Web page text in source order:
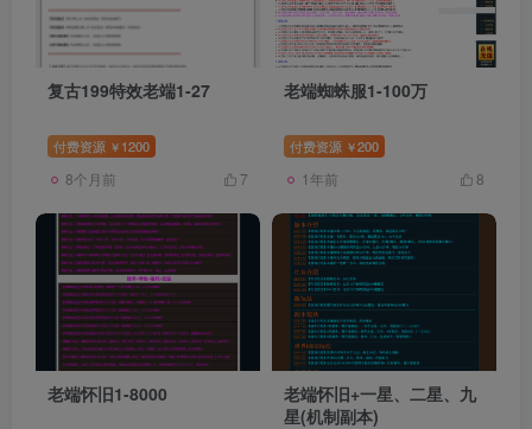
复古199特效老端1-27
付费资源 ￥ 1200
8个月前 7
老端蜘蛛服1-100万
付费资源 ￥200
1年前 8
老端怀旧1-8000
老端怀旧+一星、二星、九
星(机制副本)